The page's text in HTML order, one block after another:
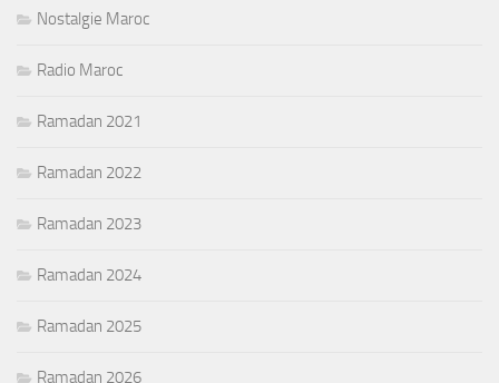
Nostalgie Maroc
Radio Maroc
Ramadan 2021
Ramadan 2022
Ramadan 2023
Ramadan 2024
Ramadan 2025
Ramadan 2026